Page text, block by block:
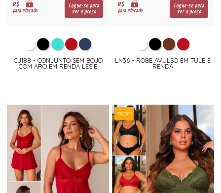
R$
para atacado
Logue-se para
ver o preço
CJ188 - CONJUNTO SEM BOJO
COM ARO EM RENDA LESIE
R$
para atacado
Logue-se para
ver o preço
LN36 - ROBE AVULSO EM TULE E
RENDA
7% OFF